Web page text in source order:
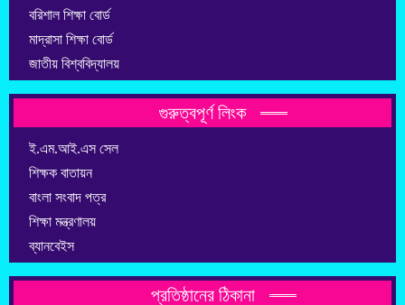
বরিশাল শিক্ষা বোর্ড
মাদ্রাসা শিক্ষা বোর্ড
জাতীয় বিশ্ববিদ্যালয়
গুরুত্বপূর্ণ লিংক
ই.এম.আই.এস সেল
শিক্ষক বাতায়ন
বাংলা সংবাদ পত্র
শিক্ষা মন্ত্রণালয়
ব্যানবেইস
প্রতিষ্ঠানের ঠিকানা